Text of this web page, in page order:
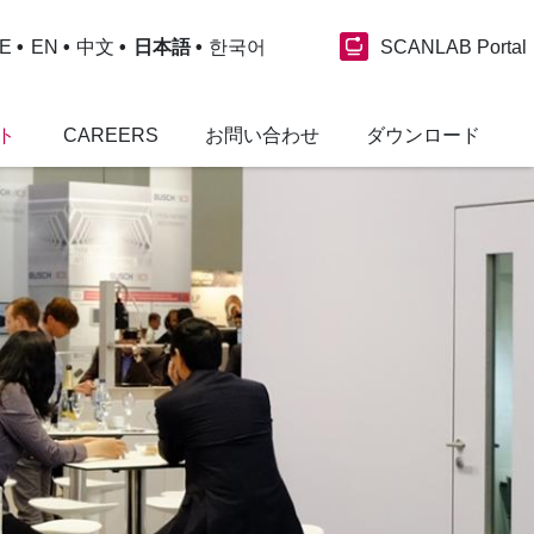
EN 中文 日本語 한국어 SCANLAB Portal
CAREERS お問い合わせ ダウンロード